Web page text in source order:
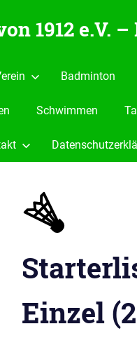
1912 e.V.
Badminton
Schwimmen
Einzel